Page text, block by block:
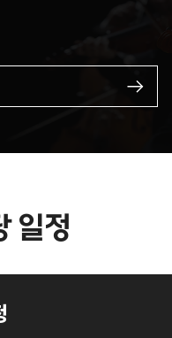
일정